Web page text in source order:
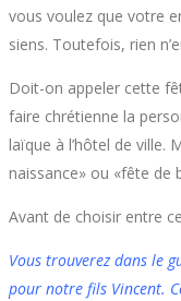
vous voulez que votre
siens. Toutefois, rien
Doit-on appeler cette
faire chrétienne la
laïque à l’hôtel de ville.
naissance» ou «fête de
Avant de choisir entre
Vous trouverez dans le
pour notre fils Vincent.